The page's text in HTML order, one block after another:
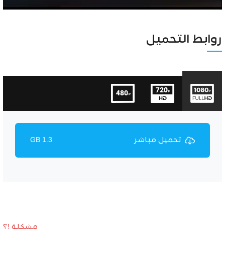
Unmute Settings
روابط التحميل
تحميل مباشر 1.3 GB
مشكلة !؟